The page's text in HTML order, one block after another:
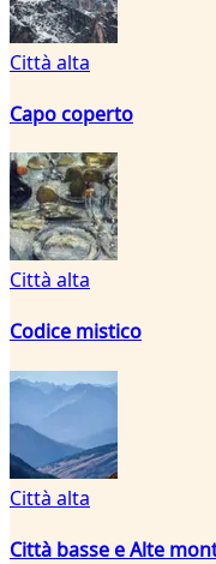
Città alta
Capo coperto
Città alta
Codice mistico
Città alta
Città basse e Alte